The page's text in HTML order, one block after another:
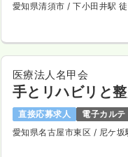
愛知県清須市/ 下小田井駅
医療法人名甲会
手とリハビリと
直接応募求人
電子カルテ
愛知県名古屋市東区 / 尼ケ坂